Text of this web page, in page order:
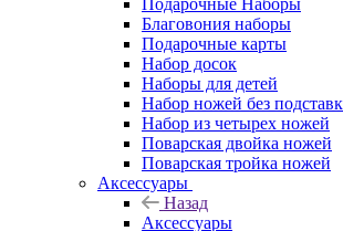
Подарочные Наборы
Благовония наборы
Подарочные карты
Набор досок
Наборы для детей
Набор ножей без
Набор из четырех ножей
Поварская двойка ножей
Поварская тройка ножей
Аксессуары
Назад
Аксессуары